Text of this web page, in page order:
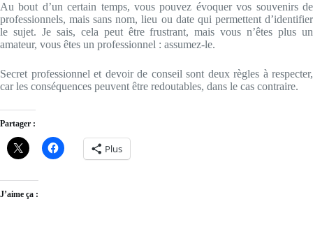
Au bout d’un certain temps, vous pouvez évoquer vos souvenirs de
professionnels, mais sans nom, lieu ou date qui permettent d’identifier
le sujet. Je sais, cela peut être frustrant, mais vous n’êtes plus un
amateur, vous êtes un professionnel : assumez-le.
Secret professionnel et devoir de conseil sont deux règles à respecter,
car les conséquences peuvent être redoutables, dans le cas contraire.
Partager :
Plus
J’aime ça :